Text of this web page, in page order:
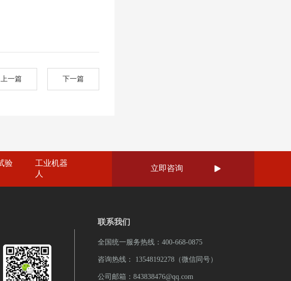
上一篇 下一篇
验
工业机器
人
立即咨询 
联系我们
全国统一服务热线：400-668-0875
咨询热线： 13548192278（微信同号）
公司邮箱：843838476@qq.com